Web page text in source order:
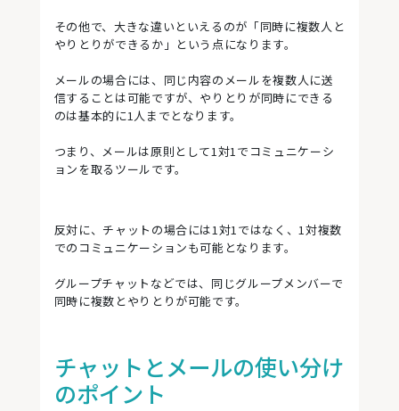
その他で、大きな違いといえるのが「同時に複数人と
やりとりができるか」という点になります。
メールの場合には、同じ内容のメールを複数人に送
信することは可能ですが、やりとりが同時にできる
のは基本的に1人までとなります。
つまり、メールは原則として1対1でコミュニケーシ
ョンを取るツールです。
反対に、チャットの場合には1対1ではなく、1対複数
でのコミュニケーションも可能となります。
グループチャットなどでは、同じグループメンバーで
同時に複数とやりとりが可能です。
チャットとメールの使い分け
のポイント